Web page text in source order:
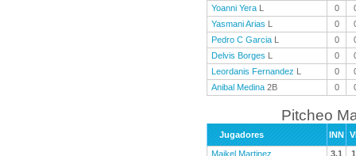
Yoanni Yera L 0
Yasmani Arias L 0
Pedro C Garcia L 0
Delvis Borges L 0
Leordanis Fernandez L 0
Anibal Medina 2B 0
Pitcheo
Jugadores INN
Maikel Martinez
3.1